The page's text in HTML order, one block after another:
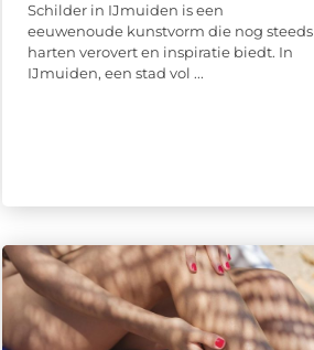
Schilder in IJmuiden is een
eeuwenoude kunstvorm die nog steeds
harten verovert en inspiratie biedt. In
IJmuiden, een stad vol ...